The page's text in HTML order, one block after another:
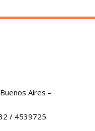
Aires –
/ 4539725